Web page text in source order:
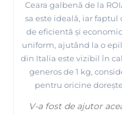
Ceara galbenă de la
sa este ideală, iar faptul
de eficientă și
uniform, ajutând la o
din Italia este vizibil în
generos de 1 kg,
pentru oricine
V-a fost de ajutor